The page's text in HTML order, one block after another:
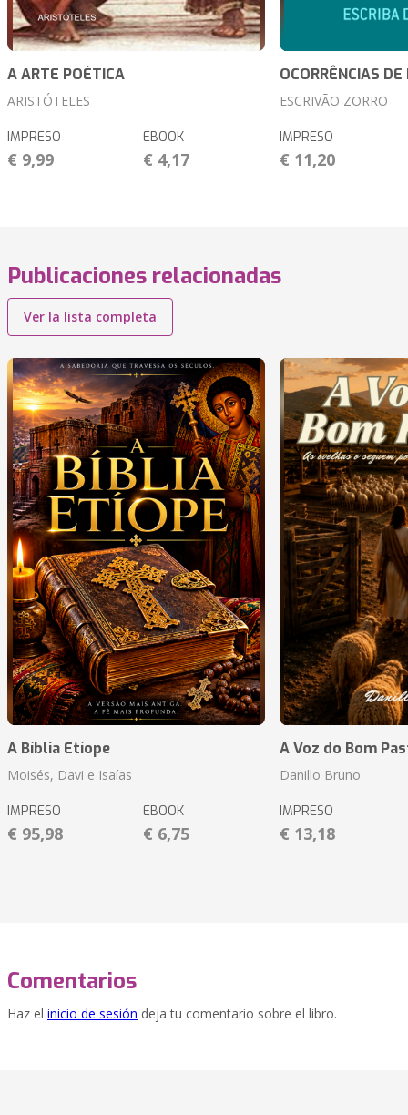
A ARTE POÉTICA
ARISTÓTELES
IMPRESO
€ 9,99
EBOOK
€ 4,17
OCORRÊNCIAS
ESCRIVÃO ZORRO
IMPRESO
€ 11,20
Publicaciones relacionadas
Ver la lista completa
A Bíblia Etíope
Moisés, Davi e Isaías
IMPRESO
€ 95,98
EBOOK
€ 6,75
A Voz do Bom
Danillo Bruno
IMPRESO
€ 13,18
Comentarios
Haz el inicio de sesión deja tu comentario sobre el libro.